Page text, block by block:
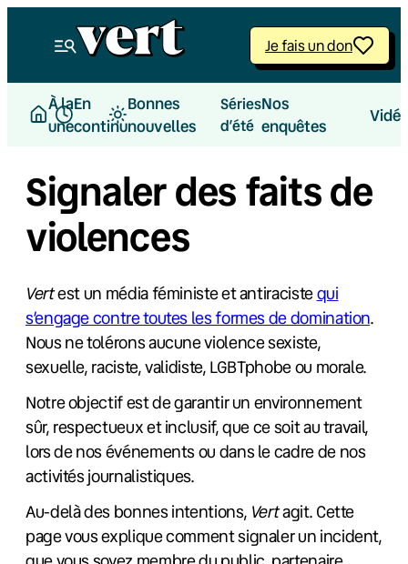
Je fais un don
À la
une
En
continu
Bonnes
nouvelles
Séries
d’été
Nos
enquêtes
Signaler des faits de
violences
Vertest un média féministe et antiracistequi
s’engage contre toutes les formes de domination.
Nous ne tolérons aucune violence sexiste,
sexuelle, raciste, validiste, LGBTphobe ou morale.
Notre objectif est de garantir un environnement
sûr, respectueux et inclusif, que ce soit au travail,
lors de nos événements ou dans le cadre de nos
activités journalistiques.
Au-delà des bonnes intentions, Vertagit. Cette
page vous explique comment signaler un incident,